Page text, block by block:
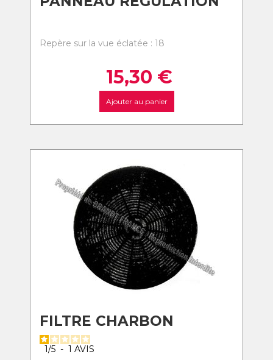
Repère sur la vue éclatée : 18
15,30 €
Ajouter au panier
FILTRE CHARBON
1/5 - 1 AVIS